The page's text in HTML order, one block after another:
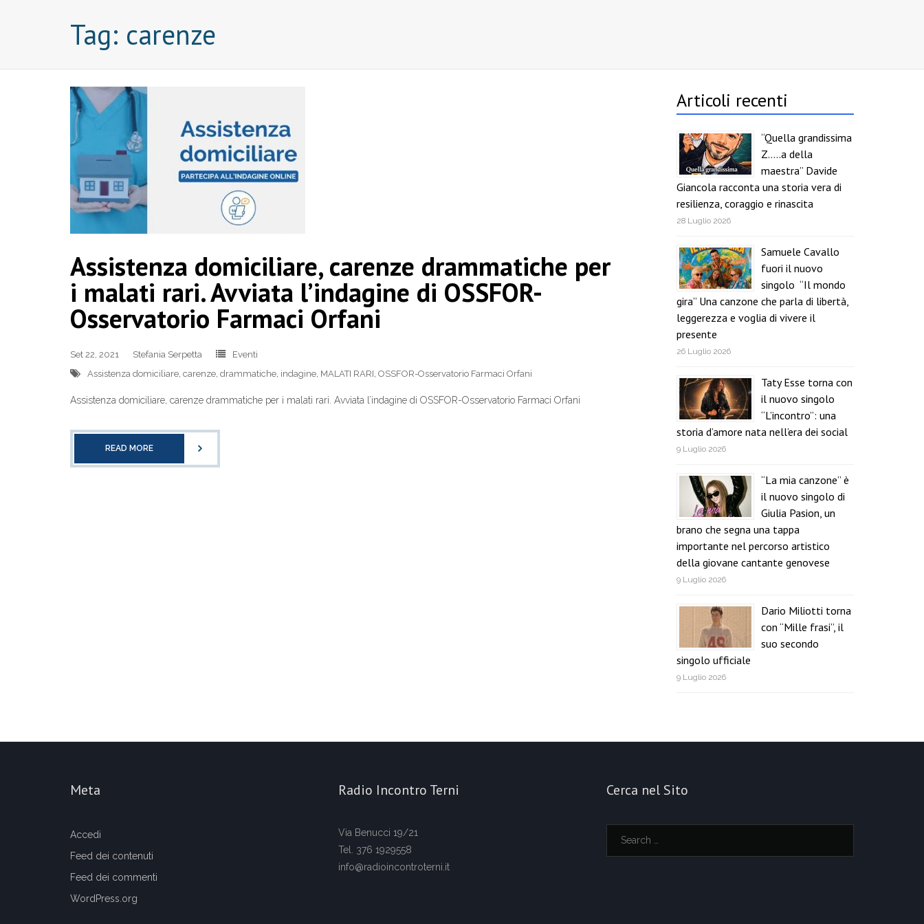
Tag: carenze
Assistenza domiciliare, carenze drammatiche per
i malati rari. Avviata l’indagine di OSSFOR-
Osservatorio Farmaci Orfani
Set 22, 2021 Stefania Serpetta
Eventi
Assistenza domiciliare, carenze, drammatiche, indagine, MALATI RARI, OSSFOR-Osservatorio Farmaci Orfani
Assistenza domiciliare, carenze drammatiche per i malati rari. Avviata l’indagine di OSSFOR-Osservatorio Farmaci Orfani
READ MORE
Articoli recenti
“Quella grandissima
Z…..a della
maestra” Davide
Giancola racconta una storia vera di
resilienza, coraggio e rinascita
28 Luglio 2026
Samuele Cavallo
fuori il nuovo
singolo “Il mondo
gira” Una canzone che parla di libertà,
leggerezza e voglia di vivere il
presente
26 Luglio 2026
Taty Esse torna con
il nuovo singolo
“L’incontro”: una
storia d’amore nata nell’era dei social
9 Luglio 2026
“La mia canzone” è
il nuovo singolo di
Giulia Pasion, un
brano che segna una tappa
importante nel percorso artistico
della giovane cantante genovese
9 Luglio 2026
Dario Miliotti torna
con “Mille frasi”, il
suo secondo
singolo ufficiale
9 Luglio 2026
Meta
Accedi
Feed dei contenuti
Feed dei commenti
WordPress.org
Radio Incontro Terni
Via Benucci 19/21
Tel. 376 1929558
info@radioincontroterni.it
Cerca nel Sito